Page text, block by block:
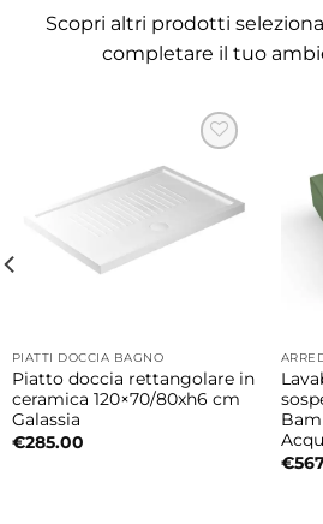
massima libertà
versatilità estetica.
Misure disponibili
01C: 24×35,5×h13 cm
02C: 35×35×h13 cm
NET: 45×35×h13 cm
Installazione da appoggio
L’installazione sospesa
visiva all’ambiente bagno e
del pavimento, mentre
valorizza il lavabo
Scopri altri prodotti
completare il tuo
PIATTI DOCCIA BAGNO
Piatto doccia rettangolare in
ceramica 120×70/80xh6 cm
Galassia
€285.00
€